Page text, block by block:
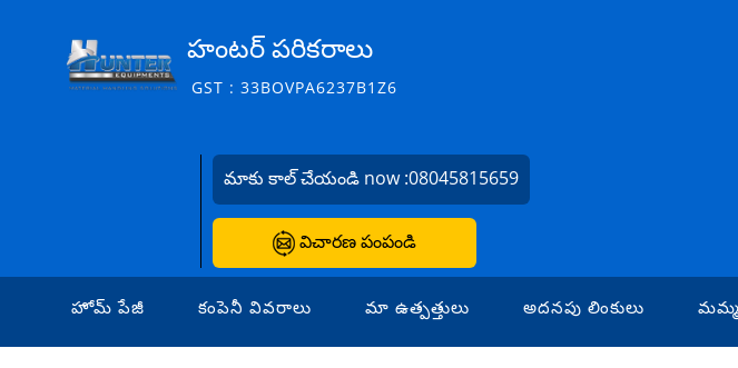
హంటర్ పరికరాలు
GST : 33BOVPA6237B1Z6
మాకు కాల్ చేయండి now :08045815659
విచారణ పంపండి
హోమ్ పేజీ కంపెనీ వివరాలు మా ఉత్పత్తులు అదనపు లింకులు